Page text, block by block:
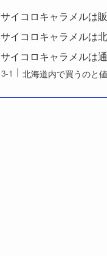
サイコロキャラメルは
サイコロキャラメルは
サイコロキャラメルは
北海道内で買うのと